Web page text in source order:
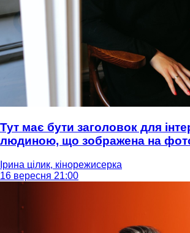
Тут має бути заголовок для
людиною, що зображена на
Ірина цілик, кінорежисерка
16 вересня 21:00